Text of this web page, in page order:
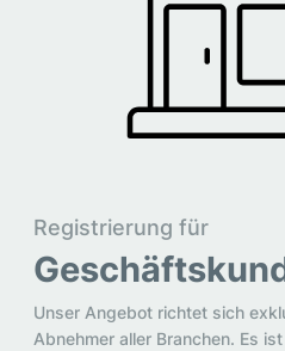
Registrierung für
Unser Angebot richtet sich
Abnehmer aller Branchen. Es